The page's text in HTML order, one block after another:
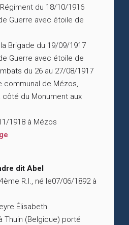
du 18/10/1916
Guerre avec étoile de
Brigade du 19/09/1917
Guerre avec étoile de
du 26 au 27/08/1917
communal de Mézos,
du Monument aux
1918 à Mézos
dit Abel
R.I., né le07/06/1892 à
Élisabeth
Thuin (Belgique) porté